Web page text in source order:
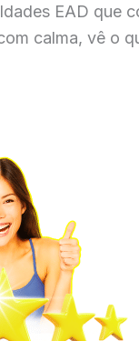
EAD que
calma, vê o